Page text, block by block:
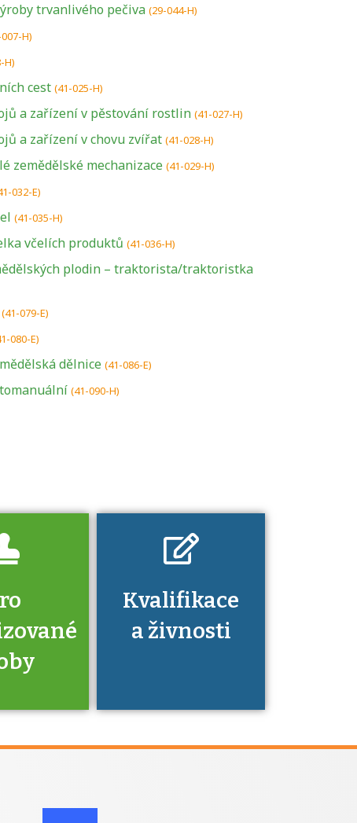
trvanlivého pečiva (29-044-H)
H)
H)
cest (41-025-H)
a zařízení v pěstování rostlin (41-027-H)
a zařízení v chovu zvířat (41-028-H)
zemědělské mechanizace (41-029-H)
032-E)
(41-035-H)
včelích produktů (41-036-H)
plodin – traktorista/traktoristka
(41-079-E)
080-E)
dělnice (41-086-E)
(41-090-H)
Kvalifikace
a živnosti
podmínkou k